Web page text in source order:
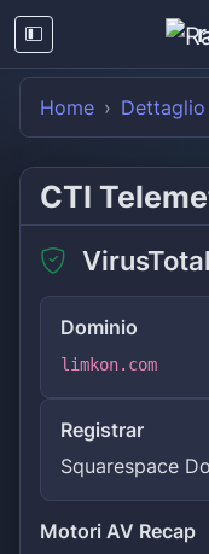
Home
CTI
Dominio
limkon.com
Registrar
Squarespace
Motori AV Recap